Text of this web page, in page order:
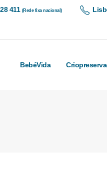
411 (Rede fixa nacional)
BebéVida